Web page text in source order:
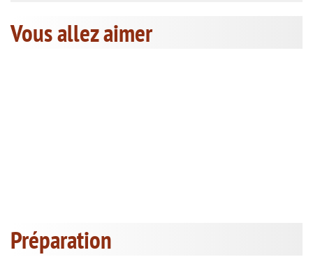
Vous allez aimer
Préparation